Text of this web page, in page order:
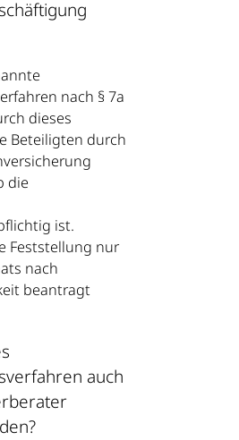
nach § 7a
dieses
Beteiligten durch
die
ist.
Feststellung nur
nach
beantragt
auch